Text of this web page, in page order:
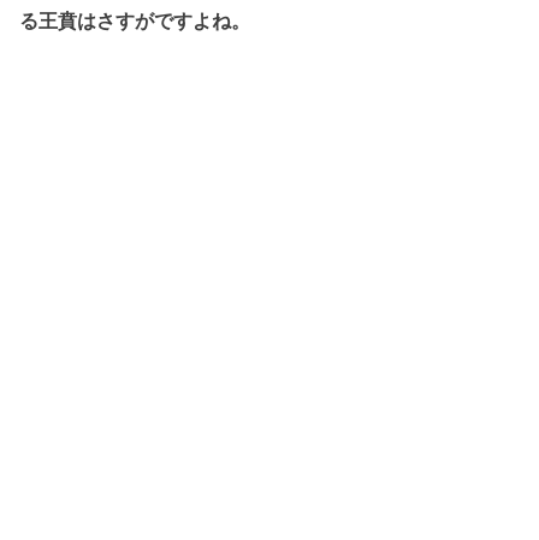
る王賁はさすがですよね。